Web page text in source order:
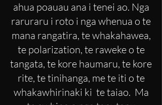
ahua poauau ana i tenei ao. Nga
raruraru i roto i nga whenua o te
mana rangatira, te whakahawea,
te polarization, te raweke o te
tangata, te kore haumaru, te kore
rite, te tinihanga, me te iti o te
whakawhirinaki ki te taiao. Ma